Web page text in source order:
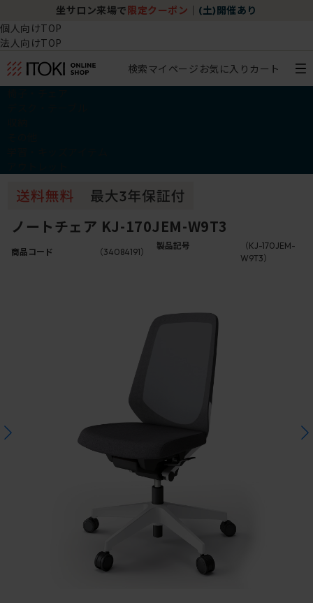
坐サロン来場で 限定クーポン (土)開催あり
個人向けTOP
法人向けTOP
検索マイページ お気に入り カート
ノートチェア KJ-170JEM-W9T3
商品コード （34084191）
製品記号
（KJ-170JEM-
W9T3）